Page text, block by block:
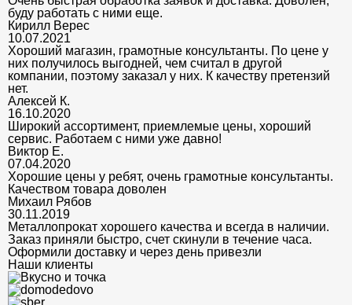
буду работать с ними еще.
Кирилл Верес
10.07.2021
Хороший магазин, грамотные консультанты. По цене у
них получилось выгодней, чем считал в другой
компании, поэтому заказал у них. К качеству претензий
нет.
Алексей К.
16.10.2020
Широкий ассортимент, приемлемые цены, хороший
сервис. Работаем с ними уже давно!
Виктор Е.
07.04.2020
Хорошие цены у ребят, очень грамотные консультанты.
Качеством товара доволен
Михаил Рябов
30.11.2019
Металлопрокат хорошего качества и всегда в наличии.
Заказ приняли быстро, счет скинули в течение часа.
Оформили доставку и через день привезли
Наши клиенты